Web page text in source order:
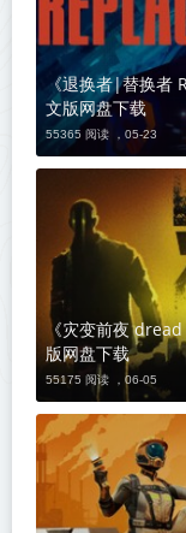
《退换者|替换者
文版网盘下载
55365 阅读 ， 05-23
《灾变前夜
版网盘下载
55175 阅读 ， 06-05